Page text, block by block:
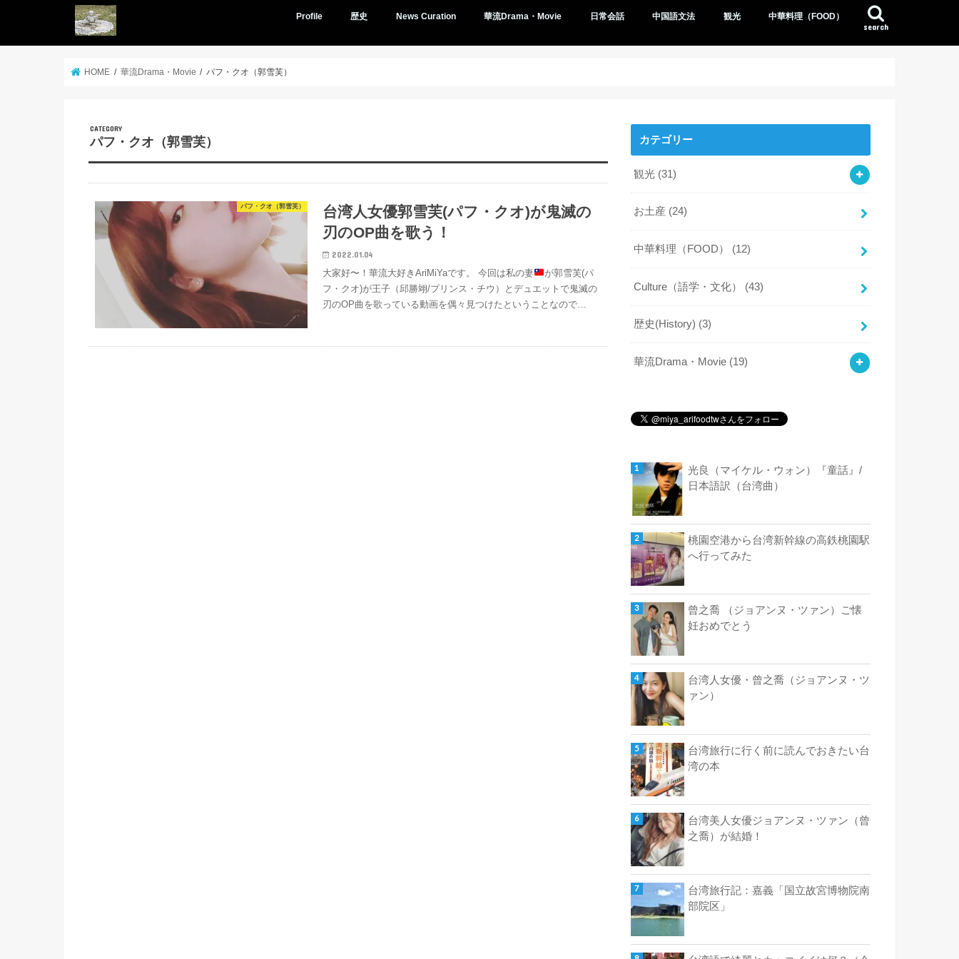
search
Profile 歴史 News Curation 華流Drama・Movie 日常会話 中国語文法 観光 中華料理（FOOD）
HOME 華流Drama・Movie パフ・クオ（郭雪芙）
パフ・クオ（郭雪芙）
パフ・クオ（郭雪芙）
台湾人女優郭雪芙(パフ・クオ)が鬼滅の
刃のOP曲を歌う！
2022.01.04
大家好〜！華流大好きAriMiYaです。 今回は私の妻
が郭雪芙(パ
フ・クオ)が王子（邱勝翊/プリンス・チウ）とデュエットで鬼滅の
刃のOP曲を歌っている動画を偶々見つけたということなので…
カテゴリー
観光 (31)
お土産 (24)
中華料理（FOOD） (12)
Culture（語学・文化） (43)
歴史(History) (3)
華流Drama・Movie (19)
光良（マイケル・ウォン）『童話』/
日本語訳（台湾曲）
桃園空港から台湾新幹線の高鉄桃園駅
へ行ってみた
曾之喬 （ジョアンヌ・ツァン）ご懐
妊おめでとう
台湾人女優・曾之喬（ジョアンヌ・ツ
ァン）
台湾旅行に行く前に読んでおきたい台
湾の本
台湾美人女優ジョアンヌ・ツァン（曾
之喬）が結婚！
台湾旅行記：嘉義「国立故宮博物院南
部院区」